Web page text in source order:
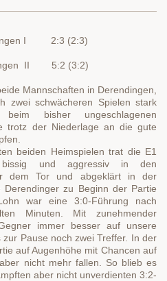
I 2:3 (2:3)
II 5:2 (3:2)
Mannschaften in Derendingen,
zwei schwächeren Spielen stark
bisher ungeschlagenen
trotz der Niederlage an die gute
beiden Heimspielen trat die E1
bissig und aggressiv in den
dem Tor und abgeklärt in der
zu Beginn der Partie
war eine 3:0-Führung nach
Minuten. Mit zunehmender
immer besser auf unsere
Pause noch zwei Treffer. In der
auf Augenhöhe mit Chancen auf
nicht mehr fallen. So blieb es
aber nicht unverdienten 3:2-